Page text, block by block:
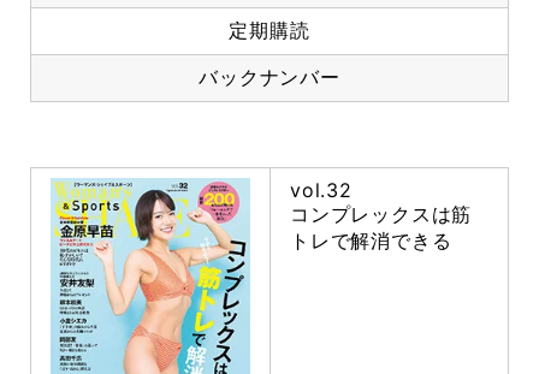
定期購読
バックナンバー
vol.32
コンプレックスは筋
トレで解消できる